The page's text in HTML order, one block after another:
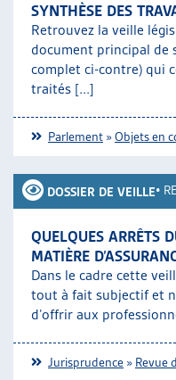
SYNTHÈSE DES
Retrouvez la veille
document principal de
complet ci-contre) qui
traités [...]
Parlement »Objets en
DOSSIER DE VEILLE•
QUELQUES ARRÊTS
MATIÈRE
Dans le cadre cette
tout à fait subjectif et
d’offrir aux
Jurisprudence » Revue